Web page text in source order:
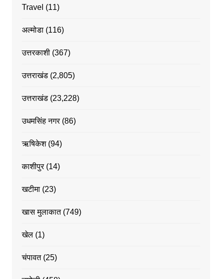
Travel (11)
अल्मोडा(116)
उत्तरकाशी(367)
उत्तराखंड(2,805)
उत्तराखंड(23,228)
उधमसिंह नगर(86)
ऋषिकेश(94)
काशीपुर(14)
खटीमा(23)
खास मुलाकात(749)
खेल(1)
चंपावत(25)